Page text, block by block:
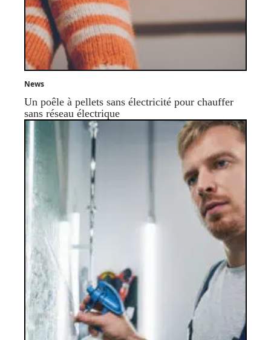
News
Un poêle à pellets sans électricité pour chauffer
sans réseau électrique